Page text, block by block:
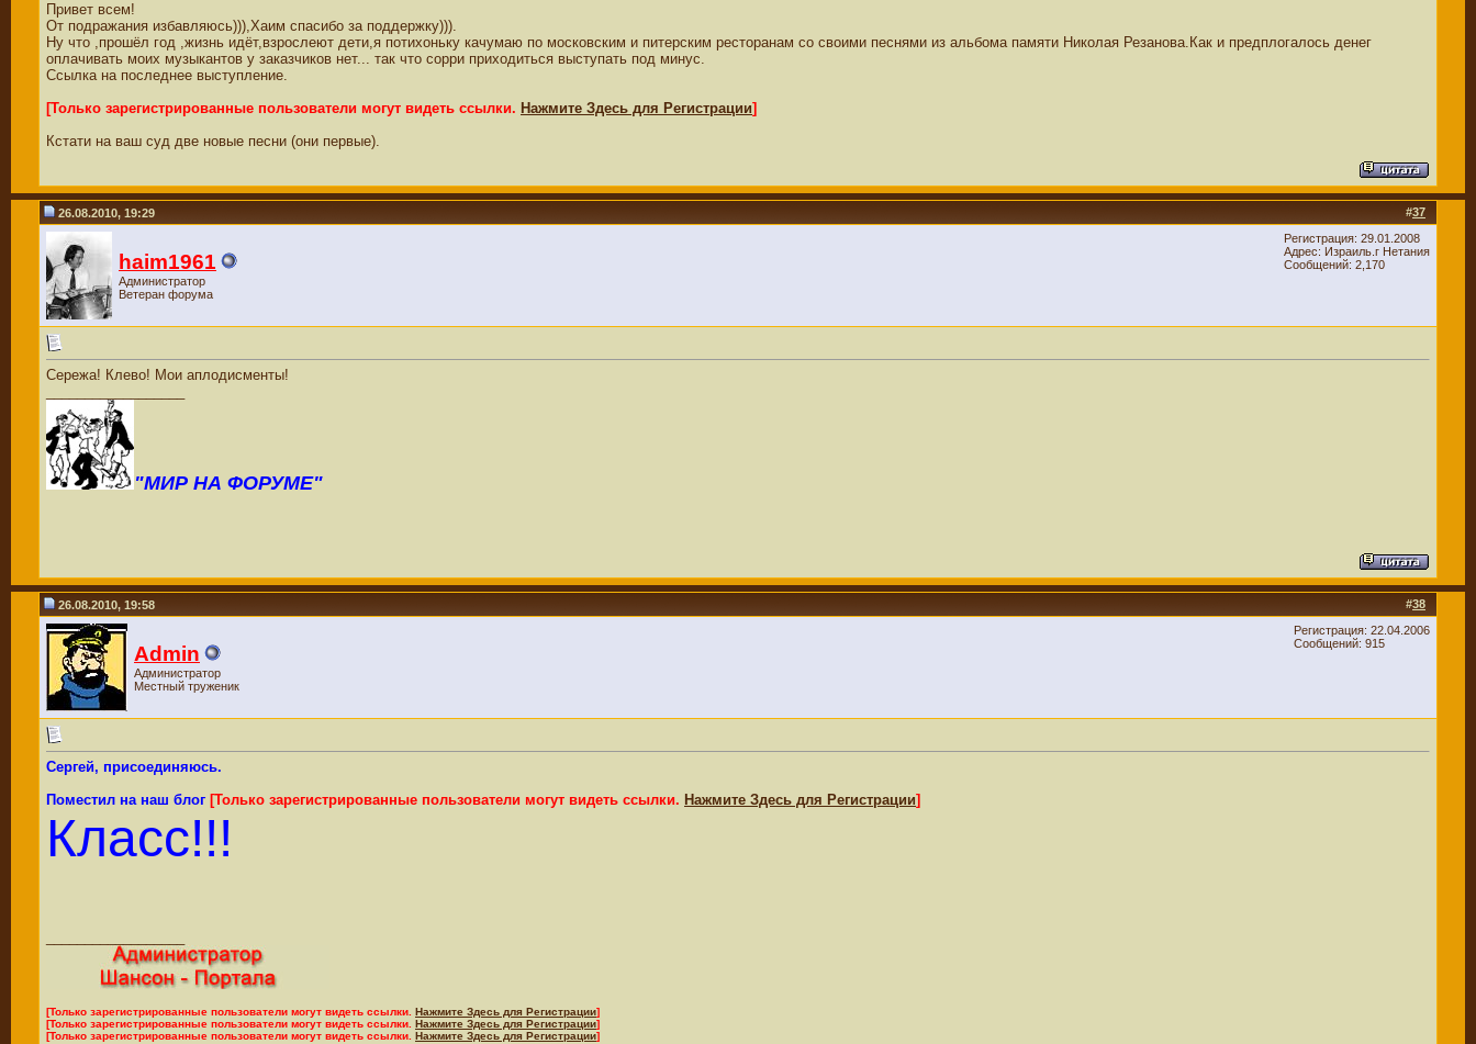
Привет всем!
От подражания избавляюсь))),Хаим спасибо за поддержку))).
Ну что ,прошёл год ,жизнь идёт,взрослеют дети,я потихоньку качумаю по московским и питерским ресторанам со своими песнями из альбома памяти Николая Резанова.Как и предплогалось денег
оплачивать моих музыкантов у заказчиков нет... так что сорри приходиться выступать под минус.
Ссылка на последнее выступление.
[Только зарегистрированные пользователи могут видеть ссылки. Нажмите Здесь для Регистрации]
Кстати на ваш суд две новые песни (они первые).
#37
26.08.2010, 19:29
haim1961
Администратор
Ветеран форума
Регистрация: 29.01.2008
Адрес: Израиль.г Нетания
Сообщений: 2,170
Сережа! Клево! Мои аплодисменты!
"МИР НА ФОРУМЕ"
#38
26.08.2010, 19:58
Admin
Администратор
Местный труженик
Регистрация: 22.04.2006
Сообщений: 915
Сергей, присоединяюсь.
Поместил на наш блог [Только зарегистрированные пользователи могут видеть ссылки. Нажмите Здесь для Регистрации]
Класс!!!
[Только зарегистрированные пользователи могут видеть ссылки. Нажмите Здесь для Регистрации]
[Только зарегистрированные пользователи могут видеть ссылки. Нажмите Здесь для Регистрации]
[Только зарегистрированные пользователи могут видеть ссылки. Нажмите Здесь для Регистрации]